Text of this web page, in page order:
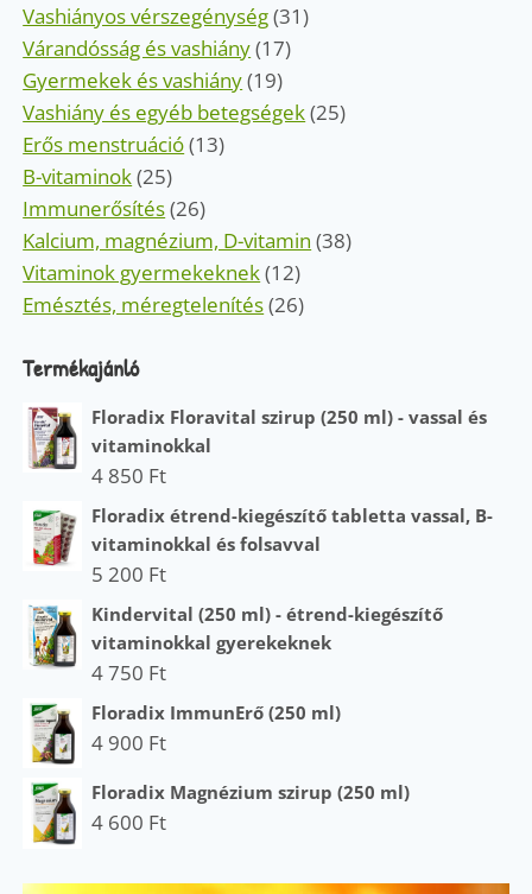
Vashiányos vérszegénység(31)
Várandósság és vashiány(17)
Gyermekek és vashiány(19)
Vashiány és egyéb betegségek(25)
Erős menstruáció(13)
B-vitaminok(25)
Immunerősítés(26)
Kalcium, magnézium, D-vitamin (38)
Vitaminok gyermekeknek(12)
Emésztés, méregtelenítés(26)
Termékajánló
Floradix Floravital szirup (250 ml) - vassal és
vitaminokkal
4 850 Ft
Floradix étrend-kiegészítő tabletta vassal, B-
vitaminokkal és folsavval
5 200 Ft
Kindervital (250 ml) - étrend-kiegészítő
vitaminokkal gyerekeknek
4 750 Ft
Floradix ImmunErő (250 ml)
4 900 Ft
Floradix Magnézium szirup (250 ml)
4 600 Ft